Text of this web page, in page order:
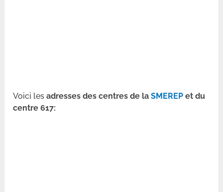
Voici lesadresses des centres de laSMEREP et du
centre 617: